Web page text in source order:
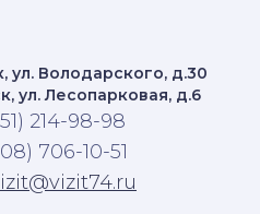
ул. Володарского, д.30
ул. Лесопарковая, д.6
214-98-98
706-10-51